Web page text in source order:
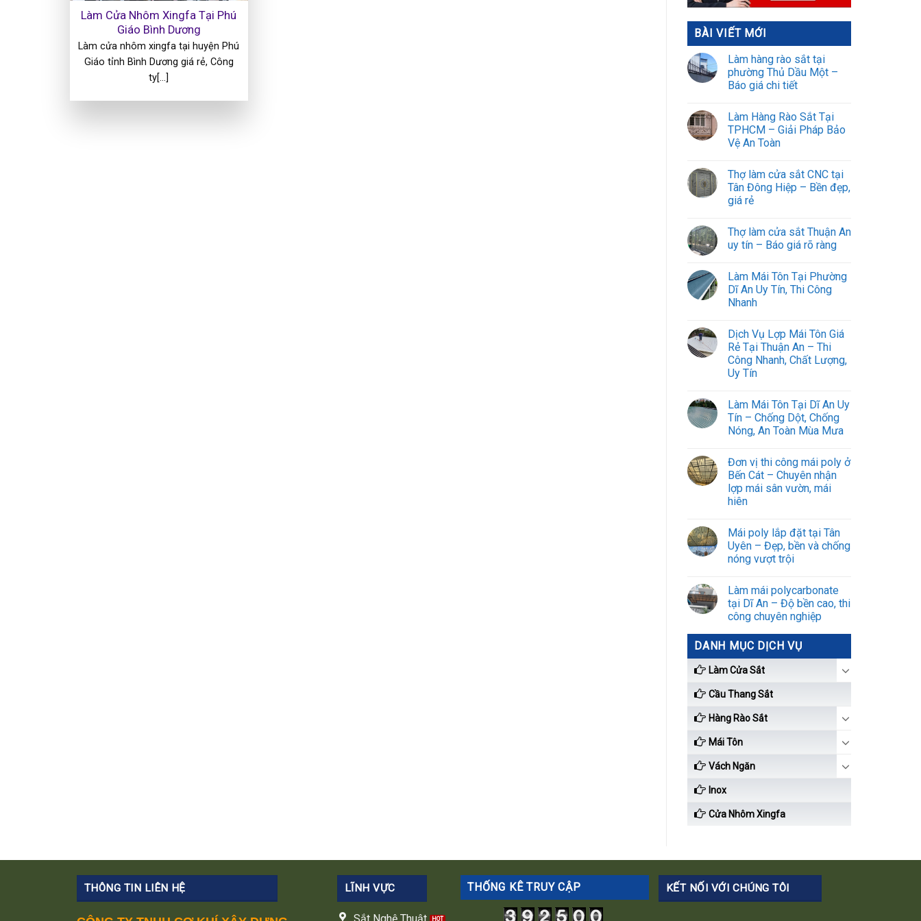
Làm Cửa Nhôm Xingfa Tại Phú
Giáo Bình Dương
Làm cửa nhôm xingfa tại huyện Phú
Giáo tỉnh Bình Dương giá rẻ, Công
ty[...]
BÀI VIẾT MỚI
Làm hàng rào sắt tại
phường Thủ Dầu Một –
Báo giá chi tiết
Làm Hàng Rào Sắt Tại
TPHCM – Giải Pháp Bảo
Vệ An Toàn
Thợ làm cửa sắt CNC tại
Tân Đông Hiệp – Bền đẹp,
giá rẻ
Thợ làm cửa sắt Thuận An
uy tín – Báo giá rõ ràng
Làm Mái Tôn Tại Phường
Dĩ An Uy Tín, Thi Công
Nhanh
Dịch Vụ Lợp Mái Tôn Giá
Rẻ Tại Thuận An – Thi
Công Nhanh, Chất Lượng,
Uy Tín
Làm Mái Tôn Tại Dĩ An Uy
Tín – Chống Dột, Chống
Nóng, An Toàn Mùa Mưa
Đơn vị thi công mái poly ở
Bến Cát – Chuyên nhận
lợp mái sân vườn, mái
hiên
Mái poly lắp đặt tại Tân
Uyên – Đẹp, bền và chống
nóng vượt trội
Làm mái polycarbonate
tại Dĩ An – Độ bền cao, thi
công chuyên nghiệp
DANH MỤC DỊCH VỤ
Làm Cửa Sắt
Cầu Thang Sắt
Hàng Rào Sắt
Mái Tôn
Vách Ngăn
Inox
Cửa Nhôm Xingfa
THÔNG TIN LIÊN HỆ LĨNH VỰC
Sắt Nghệ Thuật
THỐNG KÊ TRUY CẬP KẾT NỐI VỚI CHÚNG TÔI